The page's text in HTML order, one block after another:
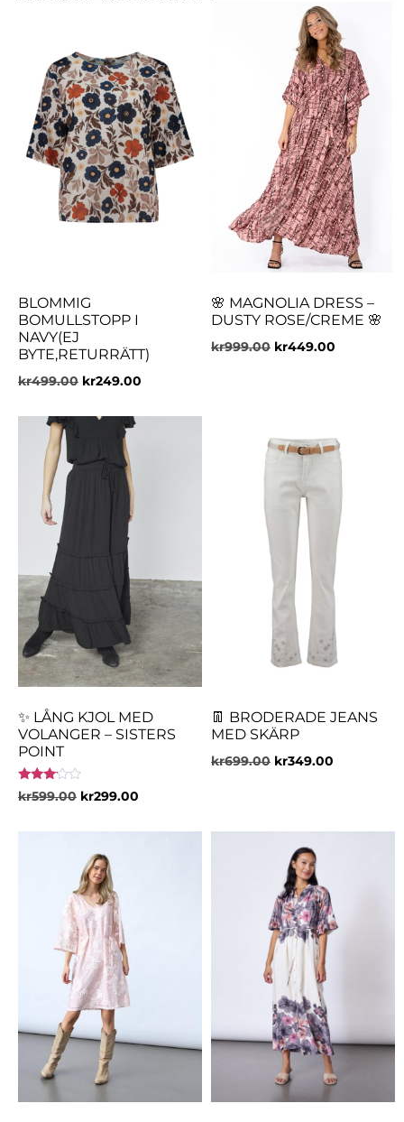
BLOMMIG
BOMULLSTOPP I
NAVY(EJ
BYTE,RETURRÄTT)
kr499.00 kr249.00
🌸 MAGNOLIA DRESS –
DUSTY ROSE/CREME 🌸
kr999.00 kr449.00
✨ LÅNG KJOL MED
VOLANGER – SISTERS
POINT
Betygsatt
3.00
kr599.00 kr299.00
👖 BRODERADE JEANS
MED SKÄRP
kr699.00 kr349.00